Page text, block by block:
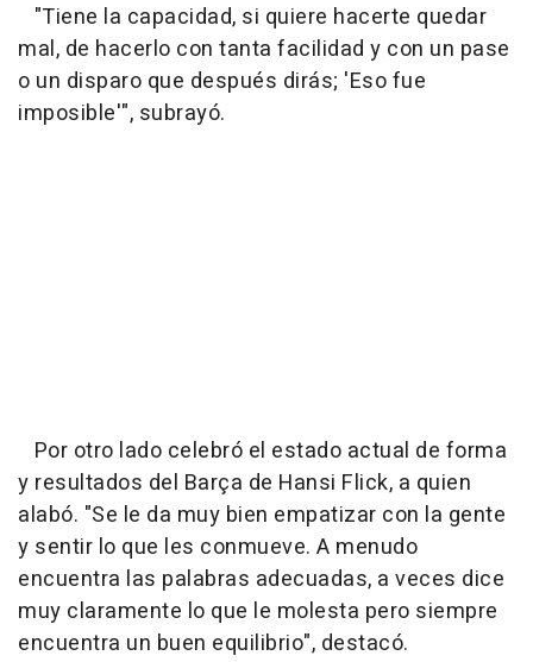
"Tiene la capacidad, si quiere hacerte quedar
mal, de hacerlo con tanta facilidad y con un pase
o un disparo que después dirás; 'Eso fue
imposible'", subrayó.
Por otro lado celebró el estado actual de forma
y resultados del Barça de Hansi Flick, a quien
alabó. "Se le da muy bien empatizar con la gente
y sentir lo que les conmueve. A menudo
encuentra las palabras adecuadas, a veces dice
muy claramente lo que le molesta pero siempre
encuentra un buen equilibrio", destacó.